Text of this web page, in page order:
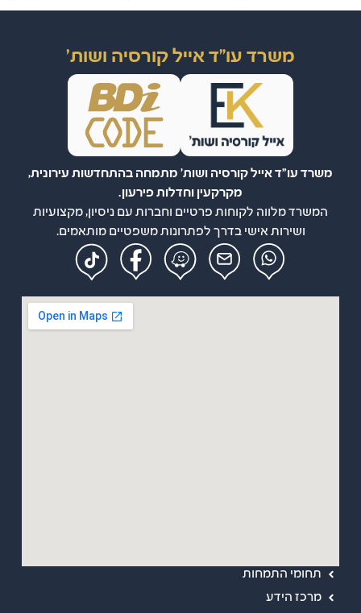
משרד עו"ד אייל קורסיה ושות'
משרד עו"ד אייל קורסיה ושות' מתמחה בהתחדשות עירונית,
מקרקעין וחדלות פירעון.
המשרד מלווה לקוחות פרטיים וחברות עם ניסיון, מקצועיות
ושירות אישי בדרך לפתרונות משפטיים מותאמים.
תחומי התמחות
מרכז הידע